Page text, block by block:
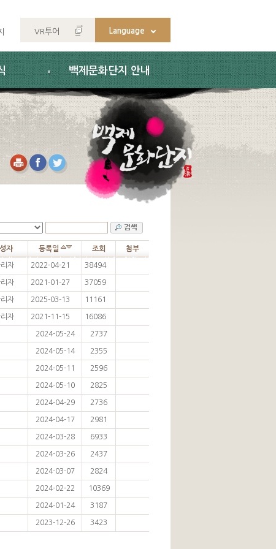
VR투어 Language
백제문화단지 안내
자 등록일 조회 첨부
자 2022-04-21 38494
자 2021-01-27 37059
자 2025-03-13 11161
자 2021-11-15 16086
2024-05-24 2737
2024-05-14 2355
2024-05-11 2596
2024-05-10 2825
2024-04-29 2736
2024-04-17 2981
2024-03-28 6933
2024-03-26 2437
2024-03-07 2824
2024-02-22 10369
2024-01-24 3187
2023-12-26 3423